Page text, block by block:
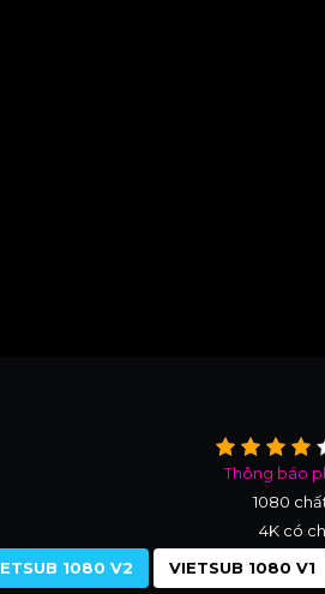
Thông báo
1080
4K có
1080 V2
VIETSUB 1080 V1